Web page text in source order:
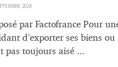
2024
par Factofrance Pour
d’exporter ses biens ou
pas toujours aisé ...